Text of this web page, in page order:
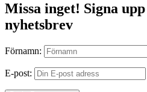
Missa inget! Signa
nyhetsbrev
Förnamn:
E-post: